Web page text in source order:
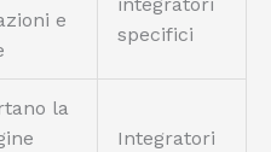
e
integratori
specifici
la
Integratori